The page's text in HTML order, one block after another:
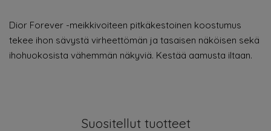
Dior Forever -meikkivoiteen pitkäkestoinen koostumus
tekee ihon sävystä virheettömän ja tasaisen näköisen sekä
ihohuokosista vähemmän näkyviä. Kestää aamusta iltaan.
Suositellut tuotteet